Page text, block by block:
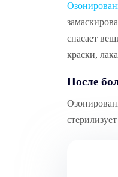
спасает
краски,
После